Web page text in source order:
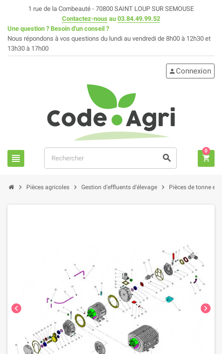
1 rue de la Combeauté - 70800 SAINT LOUP SUR SEMOUSE
Contactez-nous au 03.84.49.99.52
Une question ? Besoin d'un conseil ?
Nous répondons à vos questions du lundi au vendredi de 8h00 à 12h30 et
13h30 à 17h00
view_headline search
person Connexion
shopping_cart
0
chevron_right Pièces agricoles chevron_right Gestion d'effluents d'élevage chevron_right Pièces de tonne et
chevron_left chevron_right